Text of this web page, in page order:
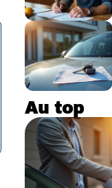
Au top